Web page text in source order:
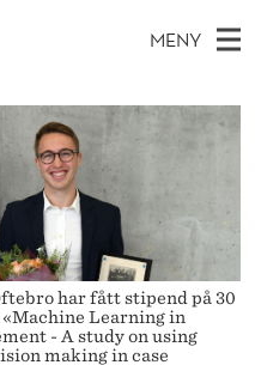
MENY
har fått stipend på 30
Learning in
- A study on using
making in case